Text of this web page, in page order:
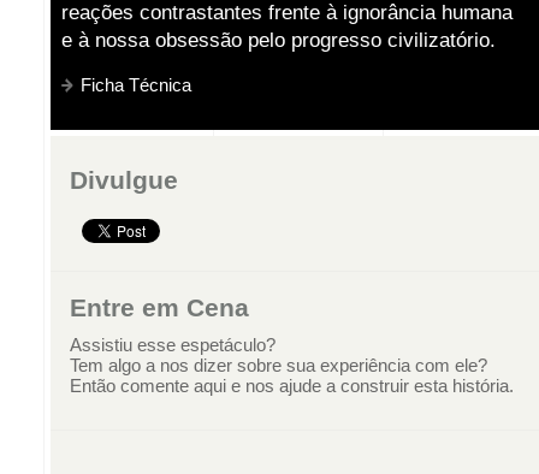
reações contrastantes frente à ignorância humana
e à nossa obsessão pelo progresso civilizatório.
Ficha Técnica
Divulgue
Entre em Cena
Assistiu esse espetáculo?
Tem algo a nos dizer sobre sua experiência com ele?
Então comente aqui e nos ajude a construir esta história.